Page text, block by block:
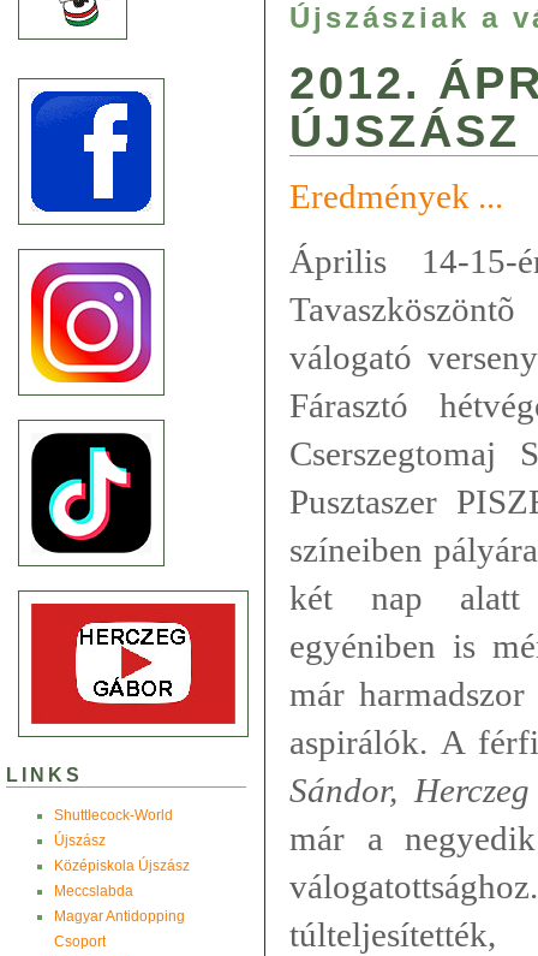
LINKS
Shuttlecock-World
Újszász
Középiskola Újszász
Meccslabda
Magyar Antidopping
Csoport
Újszásziak a
2012.
ÚJSZÁSZ
Eredmények ...
Április 14-15-
válogató
Fárasztó
Pusztaszer
színeiben
két nap alatt
egyéniben is
már
aspirálók. A
Sándor,
már a